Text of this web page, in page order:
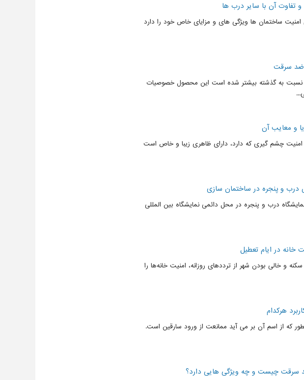
تفاوت آن با سایر درب ها
ساختمان ها ویژگی های و مزایای خاص خود را دارد
ضد سرقت
نسبت به گذشته بیشتر شده است این محصول خصوصیات
و معایب آن
چشم گیری که دارد، دارای ظاهری زیبا و خاص است
و پنجره در ساختمان سازی
درب و پنجره در محل دائمی نمایشگاه بین المللی
خانه در ایام تعطیل
و خالی بودن شهر از ترددهای روزانه، امنیت خانه‌ها را
هرکدام
که از اسم آن بر می آید ممانعت از ورود سارقین است.
چیست و چه ویژگی هایی دارد؟